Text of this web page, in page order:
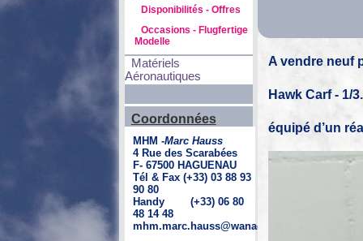
Disponibilités - Offres
Occasions - Flugfertige
Modelle
Matériels
Aéronautiques
Coordonnées
MHM -Marc Hauss
4 Rue des Scarabées
F- 67500 HAGUENAU
Tél & Fax (+33) 03 88 93
90 80
Handy (+33) 06 80
48 14 48
mhm.marc.hauss@wanadoo.fr
A vendre neuf
Hawk Carf - 1/
équipé d’un